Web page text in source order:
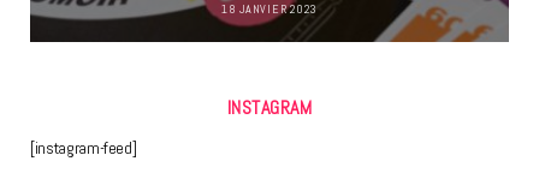
18 JANVIER 2023
INSTAGRAM
[instagram-feed]